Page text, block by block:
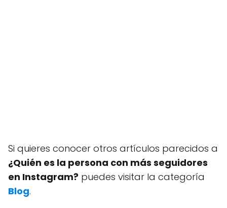
Si quieres conocer otros artículos parecidos a
¿Quién es la persona con más seguidores
en Instagram? puedes visitar la categoría
Blog.